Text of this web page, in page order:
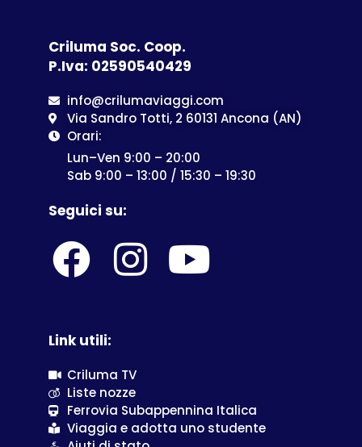
Criluma Soc. Coop.
P.Iva: 02590540429
info@crilumaviaggi.com
Via Sandro Totti, 2 60131 Ancona (AN)
Orari:
Lun–Ven 9:00 – 20:00
Sab 9:00 – 13:00 / 15:30 – 19:30
Seguici su:
Link utili:
Criluma TV
Liste nozze
Ferrovia Subappennina Italica
Viaggia e adotta uno studente